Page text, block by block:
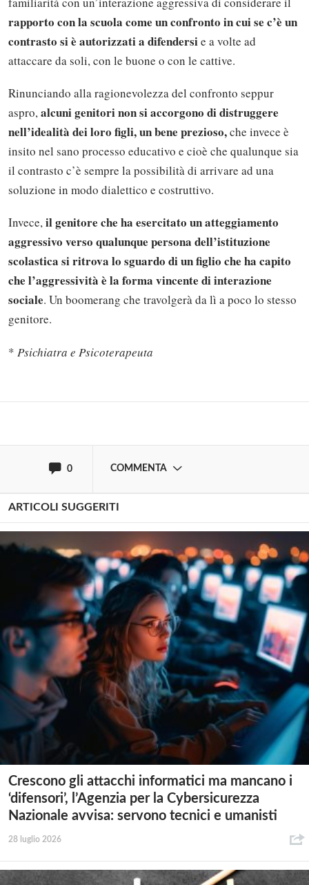
rapporto con la scuola come un confronto in cui se c’è un
contrasto si è autorizzati a difendersie a volte ad
attaccare da soli, con le buone o con le cattive.
Rinunciando alla ragionevolezza del confronto seppur
aspro,alcuni genitori non si accorgono di distruggere
nell’idealità dei loro figli, un bene prezioso,che invece è
insito nel sano processo educativo e cioè che qualunque sia
il contrasto c’è sempre la possibilità di arrivare ad una
soluzione in modo dialettico e costruttivo.
Invece,il genitore che ha esercitato un atteggiamento
aggressivo verso qualunque persona dell’istituzione
scolastica si ritrova lo sguardo di un figlio che ha capito
che l’aggressività è la forma vincente di interazione
sociale. Un boomerang che travolgerà da lì a poco lo stesso
genitore.
* Psichiatra e Psicoterapeuta
0 COMMENTA
Solo gli utenti registrati possono
ARTICOLI SUGGERITI
Crescono gli attacchi informatici ma mancano i
‘difensori’, l’Agenzia per la Cybersicurezza
Nazionale avvisa: servono tecnici e umanisti
28 luglio 2026